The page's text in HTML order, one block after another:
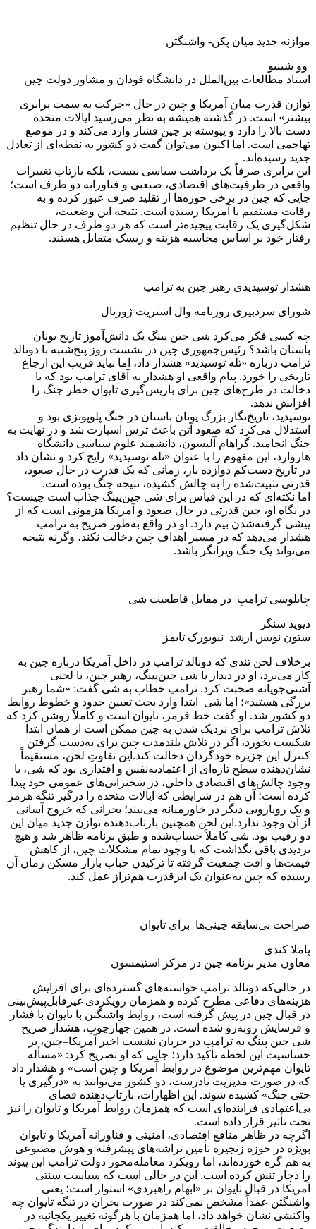
موازنه جدید میان پکن- واشنگتن
وو شینبو
استاد مطالعات بین‌الملل در دانشگاه فودان و مشاور دولت چین
توازن قدرت میان آمریکا و چین در حال «حرکت به سمت برابری
بیشتر» است. در گذشته همیشه به نظر می‌رسید ایالات متحده
دست بالا را دارد و پیوسته بر چین فشار وارد می‌کند و در موضع
تهاجمی است. اما اکنون می‌توان گفت دو کشور به نقطه‌ای از تعادل
جدید رسیده‌اند.
این برابری صرفاً یک برداشت سیاسی نیست، بلکه بازتاب تغییرات
واقعی در ظرفیت‌های اقتصادی، صنعتی و فناورانه دو طرف است؛
جایی که چین در برخی حوزه‌ها از تقلید صرف عبور کرده و به
رقابت مستقیم با آمریکا رسیده است. نتیجه این وضعیت،
شکل‌گیری یک رقابت پیچیده‌تر است که هر دو طرف در حال تنظیم
رفتار خود بر اساس محاسبه هزینه و ریسک متقابل هستند.
هشدار توسیدیدی رهبر چین به ترامپ
شورای سردبیری روزنامه وال استریت ژورنال
چه کسی فکر می‌کرد شی جین پینگ یک دانش‌آموز تاریخ یونان
باستان باشد؟ رئیس‌جمهوری چین در نشست روز پنج‌شنبه با دونالد
ترامپ درباره «تله توسیدید» هشدار داد، اما نباید فریب این ارجاع
تاریخی را خورد. پیام واقعی او هشدار به آقای ترامپ بود که با
دخالت در طرح‌های چین برای بازپس‌گیری تایوان خطر جنگ را
افزایش ندهد.
توسیدید، تاریخ‌نگار بزرگ یونان باستان در جنگ پلوپونزی بود و
استدلال می‌کرد که صعود آتن باعث ترس اسپارت شد و در نهایت به
جنگ انجامید. گراهام آلیسون، دانشمند علوم سیاسی دانشگاه
هاروارد، این مفهوم را با عنوان «تله توسیدید» رایج کرد و نشان داد
در تاریخ دست‌کم دوازده بار، زمانی که یک قدرت در حال صعود،
قدرتی تثبیت‌شده را به چالش کشیده، نتیجه جنگ بوده است.
اما نکته‌ای که در این قیاس برای شی جین‌پینگ جذاب است چیست؟
در نگاه او، چین قدرتی در حال صعود و آمریکا هژمونی است که از
پیشی گرفته‌شدن بیم دارد. او در واقع به‌طور صریح به ترامپ
هشدار می‌دهد که در مسیر اهداف چین دخالت نکند، وگرنه نتیجه
می‌تواند یک جنگ ویرانگر باشد.
چابلوسی ترامپ در مقابل قاطعیت شی
دیوید سنگر
ستون نویس ارشد نیویورک تایمز
برخلاف لحن تندی که دونالد ترامپ در داخل آمریکا درباره چین به
کار می‌برد، او در دیدار با شی جین‌پینگ، رهبر چین، با لحنی
آشتی‌جویانه صحبت کرد. ترامپ خطاب به شی گفت: «شما رهبر
بزرگی هستید»؛ اما شی ابتدا وارد بحث تعیین حدود و خطوط روابط
دو کشور شد. او گفت خط قرمز، تایوان است و کاملاً روشن کرد که
تلاش ترامپ برای نزدیک شدن به چین ممکن است از همان ابتدا
شکست بخورد، اگر در تلاش بلندمدت چین برای به‌دست گرفتن
کنترل این جزیره خودگردان دخالت کند.این تفاوتِ لحن، مستقیماً
نشان‌دهنده سطح تازه‌ای از اعتمادبه‌نفس و اقتداری بود که شی، با
وجود چالش‌های اقتصادی داخلی، در سخنرانی‌های عمومی خود پیدا
کرده است؛ آن هم در شرایطی که ایالات متحده را درگیر تنگه هرمز
و یک رویارویی دیگر در خاورمیانه می‌بیند؛ بحرانی که خروج آسانی
از آن وجود ندارد.این لحن همچنین بازتاب‌دهنده توازن جدید میان این
دو رقیب بود. شی کاملاً حساب‌شده و طبق برنامه ظاهر شد و هیچ
تردیدی باقی نگذاشت که با وجود تمام مشکلات چین، از کاهش
قیمت‌ها و افت جمعیت گرفته تا ترکیدن حباب بازار مسکن زمان آن
رسیده که چین به‌عنوان یک ابرقدرت هم‌تراز عمل کند.
صراحت بی‌سابقه چینی‌ها برای تایوان
پاملا کندی
معاون مدیر برنامه چین در مرکز استیمسون
در حالی‌که دونالد ترامپ خواسته‌های گسترده‌ای برای افزایش
هزینه‌های دفاعی مطرح کرده و همزمان رویکردی غیرقابل‌پیش‌بینی
در قبال چین در پیش گرفته است، روابط واشنگتن با تایوان با فشار
و فرسایش روبه‌رو شده است. در همین چهارچوب، هشدار صریح
شی جین پینگ به ترامپ در جریان نشست اخیر آمریکا–چین، بر
حساسیت این لحظه تأکید دارد؛ جایی که او تصریح کرد: «مسأله
تایوان مهم‌ترین موضوع در روابط آمریکا و چین است» و هشدار داد
که در صورت مدیریت نادرست، دو کشور می‌توانند به «درگیری یا
حتی جنگ» کشیده شوند. این اظهارات، بازتاب‌دهنده فضای
بی‌اعتمادی فزاینده‌ای است که همزمان روابط آمریکا و تایوان را نیز
تحت تأثیر قرار داده است.
اگرچه در ظاهر منافع اقتصادی، امنیتی و فناورانه آمریکا و تایوان
بویژه در حوزه زنجیره تأمین تراشه‌های پیشرفته و هوش مصنوعی
به هم گره خورده‌اند، اما رویکرد معامله‌محور دولت ترامپ این پیوند
را دچار تنش کرده است. این در حالی است که سیاست سنتی
آمریکا در قبال تایوان بر «ابهام راهبردی» استوار است؛ یعنی
واشنگتن عمداً مشخص نمی‌کند در صورت بحران در تنگه تایوان چه
واکنشی نشان خواهد داد، اما همزمان با هرگونه تغییر یکجانبه در